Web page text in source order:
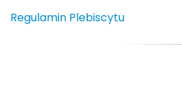
Regulamin Plebiscytu